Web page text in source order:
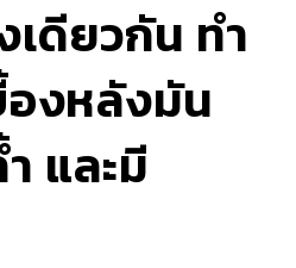
ดียวกัน ทำ
องหลังมัน
และมี